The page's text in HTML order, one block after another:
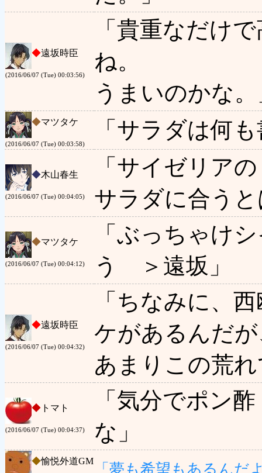
◆遠坂時臣
(2016/06/07 (Tue) 00:03:56)
「貴重なだけ
ね。
うまいのかな
◆マツタケ
(2016/06/07 (Tue) 00:03:58)
「サラダは何
◆木山春生
(2016/06/07 (Tue) 00:04:05)
「サイゼリア
サラダに合う
◆マツタケ
(2016/06/07 (Tue) 00:04:12)
「ぶっちゃけ
う ＞遠坂」
◆遠坂時臣
(2016/06/07 (Tue) 00:04:32)
「ちなみに、
ケがあるんだ
あまりこの荒
◆ トマト
(2016/06/07 (Tue) 00:04:37)
「気分でポン
な」
◆愉悦外道GM 「夢も希望もあるんだ